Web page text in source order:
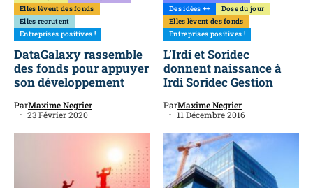
Elles lèvent des fonds
Elles recrutent
Entreprises positives !
DataGalaxy rassemble
des fonds pour appuyer
son développement
ParMaxime Negrier
23 Février 2020
Des idées ++
Dose du jour
Elles lèvent des fonds
Entreprises positives !
L’Irdi et Soridec
donnent naissance à
Irdi Soridec Gestion
ParMaxime Negrier
11 Décembre 2016